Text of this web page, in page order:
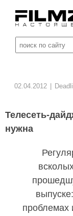
02.04.2012
Телесеть-
нужна